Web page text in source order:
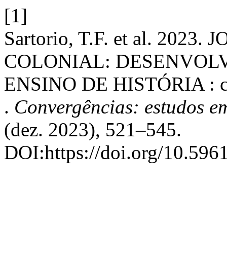
[1]
Sartorio, T.F. et al. 2023.
COLONIAL:
ENSINO DE HISTÓRIA :
. Convergências: estudos
(dez. 2023), 521–545.
DOI:https://doi.org/